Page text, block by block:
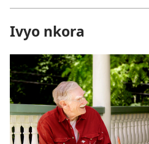
Ivyo nkora